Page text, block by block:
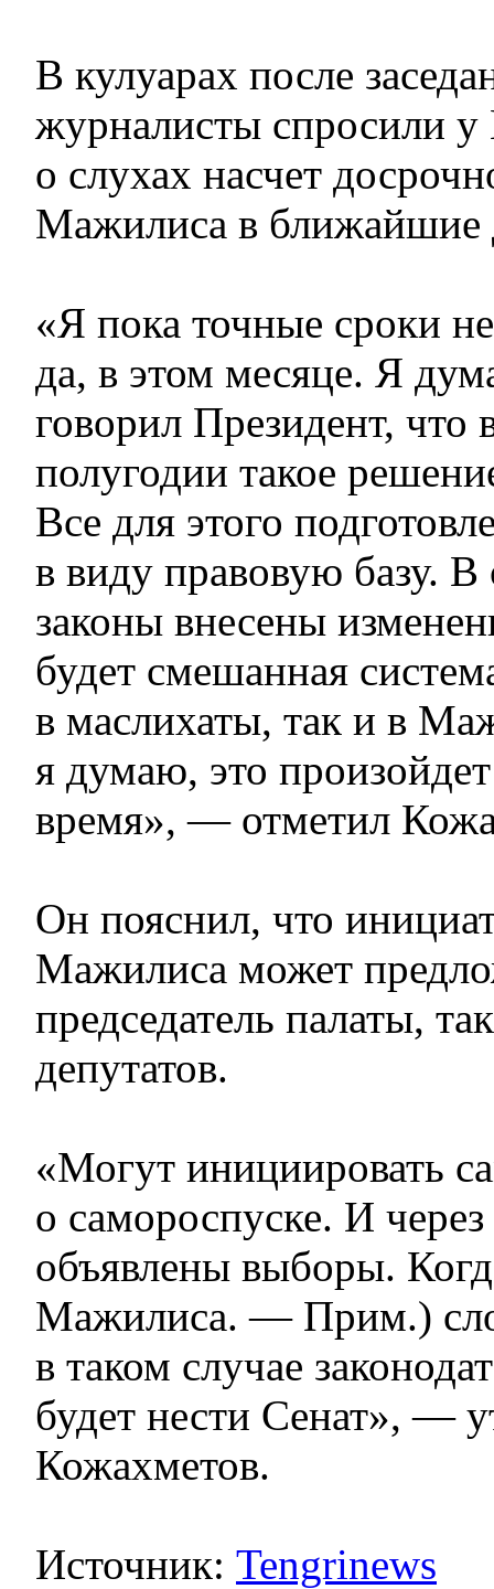
В кулуарах после
журналисты спросили у
о слухах насчет
Мажилиса в ближайшие
«Я пока точные сроки
да, в этом месяце. Я
говорил Президент, что
полугодии такое
Все для этого
в виду правовую базу.
законы внесены
будет смешанная
в маслихаты, так и в
я думаю, это
время», — отметил
Он пояснил, что
Мажилиса может
председатель палаты,
депутатов.
«Могут инициировать
о самороспуске. И
объявлены выборы.
Мажилиса. — Прим.)
в таком случае
будет нести Сенат», —
Кожахметов.
Источник: Tengrinews